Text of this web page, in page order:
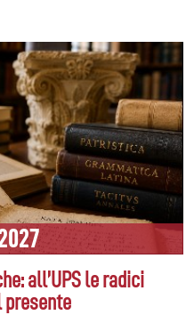
all’UPS le radici
presente